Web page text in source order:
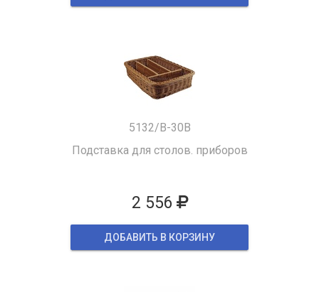
5132/B-30B
Подставка для столов. приборов
2 556
ДОБАВИТЬ В КОРЗИНУ